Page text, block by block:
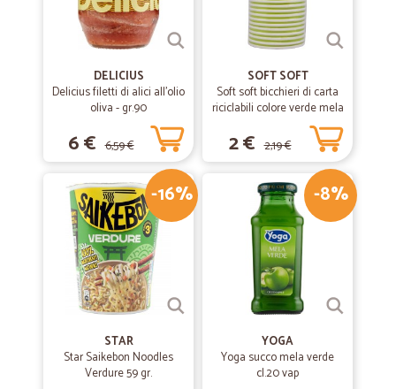
DELICIUS
Delicius filetti di alici all'olio
oliva - gr.90
6 € 6,59 €
SOFT SOFT
Soft soft bicchieri di carta
riciclabili colore verde mela
2 € 2,19 €
-16%
STAR
Star Saikebon Noodles
Verdure 59 gr.
-8%
YOGA
Yoga succo mela verde
cl.20 vap